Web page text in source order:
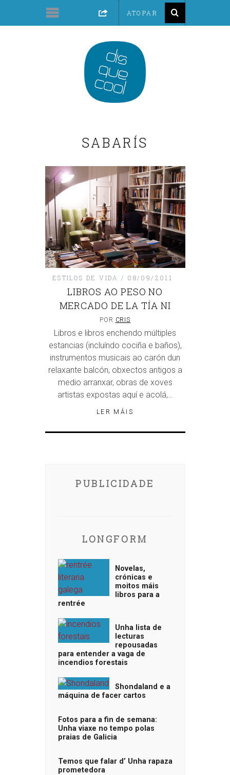
SABARÍS
ESTILOS DE VIDA 08/09/2011
LIBROS AO PESO NO
MERCADO DE LA TÍA NI
POR CRIS
Libros e libros enchendo múltiples
estancias (incluíndo cociña e baños),
instrumentos musicais ao carón dun
relaxante balcón, obxectos antigos a
medio arranxar, obras de xoves
artistas expostas aquí e acolá,…
LER MÁIS
PUBLICIDADE
LONGFORM
Novelas,
crónicas e
moitos máis
libros para a
rentrée
Unha lista de
lecturas
repousadas
para entender a vaga de
incendios forestais
Shondaland e a
máquina de facer cartos
Fotos para a fin de semana:
Unha viaxe no tempo polas
praias de Galicia
Temos que falar d’ Unha rapaza
prometedora